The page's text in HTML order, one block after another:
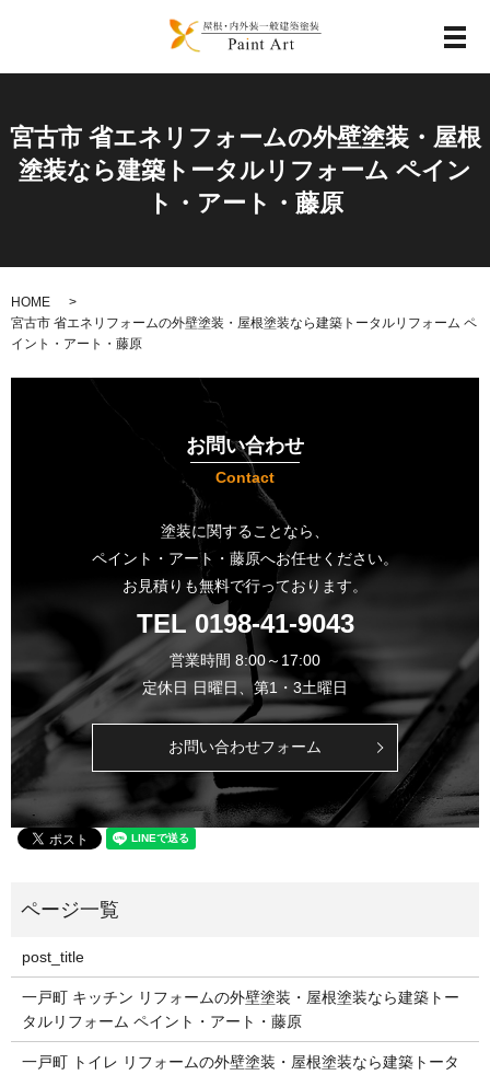
メ
宮古市 省エネリフォームの外壁塗装・屋根
塗装なら建築トータルリフォーム ペイン
ト・アート・藤原
HOME
宮古市 省エネリフォームの外壁塗装・屋根塗装なら建築トータルリフォーム ペ
イント・アート・藤原
お問い合わせ
Contact
塗装に関することなら、
ペイント・アート・藤原へお任せください。
お見積りも無料で行っております。
TEL 0198-41-9043
営業時間 8:00～17:00
定休日 日曜日、第1・3土曜日
お問い合わせフォーム
post_title
一戸町 キッチン リフォームの外壁塗装・屋根塗装なら建築トー
タルリフォーム ペイント・アート・藤原
一戸町 トイレ リフォームの外壁塗装・屋根塗装なら建築トータ